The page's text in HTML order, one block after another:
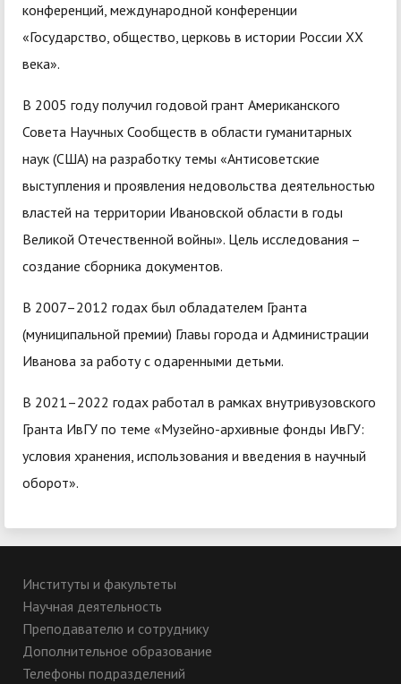
конференций, международной конференции
«Государство, общество, церковь в истории России XX
века».
В 2005 году получил годовой грант Американского
Совета Научных Сообществ в области гуманитарных
наук (США) на разработку темы «Антисоветские
выступления и проявления недовольства деятельностью
властей на территории Ивановской области в годы
Великой Отечественной войны». Цель исследования –
создание сборника документов.
В 2007–2012 годах был обладателем Гранта
(муниципальной премии) Главы города и Администрации
Иванова за работу с одаренными детьми.
В 2021–2022 годах работал в рамках внутривузовского
Гранта ИвГУ по теме «Музейно-архивные фонды ИвГУ:
условия хранения, использования и введения в научный
оборот».
Институты и факультеты
Научная деятельность
Преподавателю и сотруднику
Дополнительное образование
Телефоны подразделений